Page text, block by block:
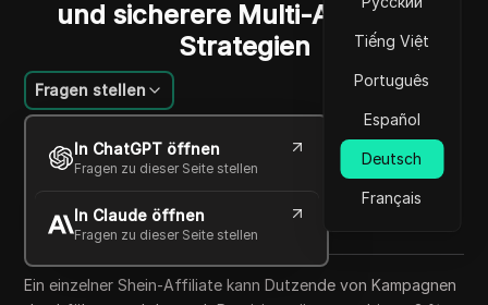
Tiếng Việt
Português
Español
Deutsch
Français
und sicherere Multi-Account-
Strategien
Fragen stellen
In ChatGPT öffnen
Fragen zu dieser Seite stellen
In Claude öffnen
Fragen zu dieser Seite stellen
Mariana Santos
12 Juni 2026 6 min lesen
Copy Link
Ein einzelner Shein-Affiliate kann Dutzende von Kampagnen